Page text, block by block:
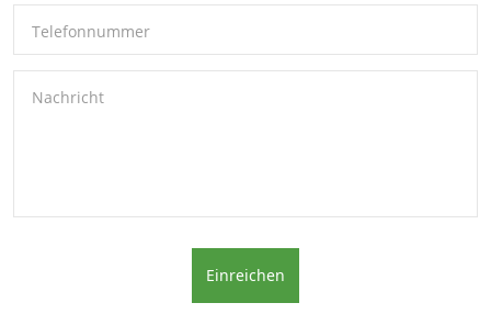
Telefonnummer
Nachricht
Einreichen